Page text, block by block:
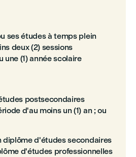
ses études à temps plein
deux (2) sessions
une (1) année scolaire
postsecondaires
d'au moins un (1) an ; ou
diplôme d'études secondaires
d'études professionnelles